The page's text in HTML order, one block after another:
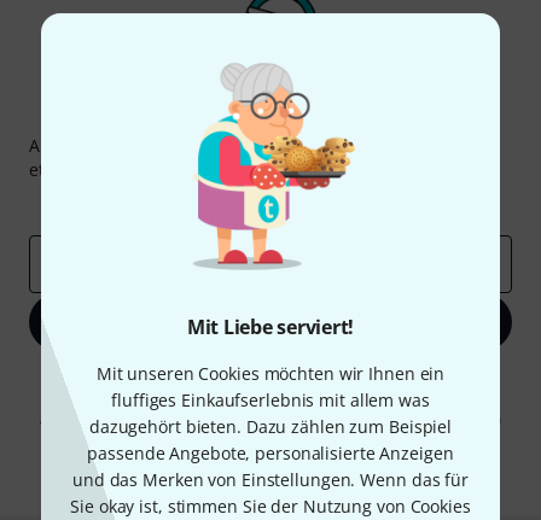
Mit Liebe serviert!
Mit unseren Cookies möchten wir Ihnen ein
fluffiges Einkaufserlebnis mit allem was
dazugehört bieten. Dazu zählen zum Beispiel
passende Angebote, personalisierte Anzeigen
und das Merken von Einstellungen. Wenn das für
Sie okay ist, stimmen Sie der Nutzung von Cookies
Thomann Newsletter
Abonniere den Thomann Newsletter und gewinne mit
etwas Glück einen von
50 Gutscheinenüber jeweils
Jetzt anmelden
Mit Klick auf „Jetzt anmelden“ stimmen Sie dem Erhalt von E-Mail-
Werbung und einer Messung des E-Mail-Nutzungsverhaltens zu. Die
Abmeldung ist jederzeit möglich. Weitere Informationen finden Sie in
unserenDatenschutzhinweisen.
* Pflichtfeld